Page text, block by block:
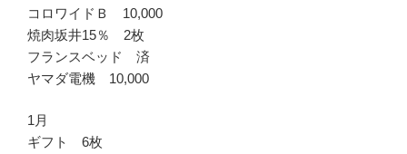
コロワイドＢ 10,000
焼肉坂井15％ 2枚
フランスベッド 済
ヤマダ電機 10,000
1月
ギフト 6枚